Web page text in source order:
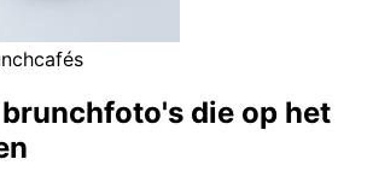
die op het